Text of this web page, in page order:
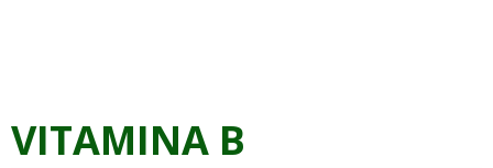
VITAMINA B